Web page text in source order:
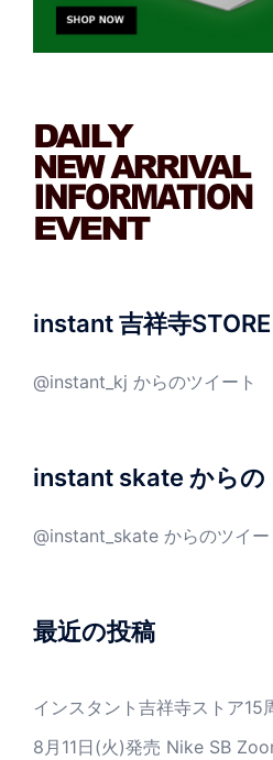
instant 吉祥寺
@instant_kj からのツイート
instant skate からの
@instant_skate からのツイー
最近の投稿
インスタント吉祥寺ストア15
8月11日(火)発売 Nike SB